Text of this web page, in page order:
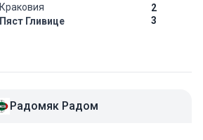
Краковия
2
3
Пяст Гливице
Радомяк Радом